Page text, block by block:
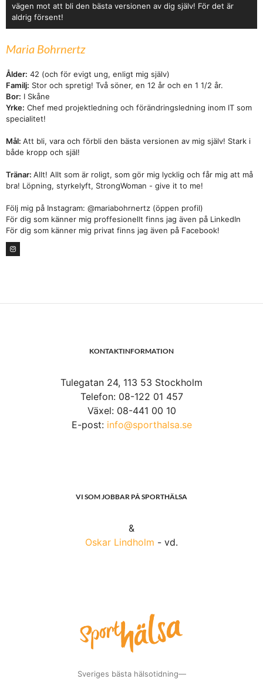
vägen mot att bli den bästa versionen av dig själv! För det är
aldrig försent!
Maria Bohrnertz
Ålder: 42 (och för evigt ung, enligt mig själv)
Familj: Stor och spretig! Två söner, en 12 år och en 1 1/2 år.
Bor: I Skåne
Yrke: Chef med projektledning och förändringsledning inom IT som
specialitet!
Mål: Att bli, vara och förbli den bästa versionen av mig själv! Stark i
både kropp och själ!
Tränar: Allt! Allt som är roligt, som gör mig lycklig och får mig att må
bra! Löpning, styrkelyft, StrongWoman - give it to me!
Följ mig på Instagram: @mariabohrnertz (öppen profil)
För dig som känner mig proffesionellt finns jag även på LinkedIn
För dig som känner mig privat finns jag även på Facebook!
KONTAKTINFORMATION
Tulegatan 24, 113 53 Stockholm
Telefon: 08-122 01 457
Växel: 08-441 00 10
E-post: info@sporthalsa.se
VI SOM JOBBAR PÅ SPORTHÄLSA
&
Oskar Lindholm - vd.
Sveriges bästa hälsotidning—